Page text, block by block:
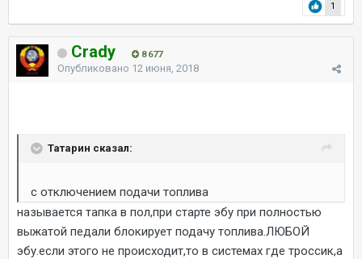
1
Crady 8 677
Опубликовано 12 июня, 2018
Татарин сказал:
с отключением подачи топлива
называется тапка в пол,при старте эбу при полностью
выжатой педали блокирует подачу топлива.ЛЮБОЙ
эбу.если этого не происходит,то в системах где троссик,а